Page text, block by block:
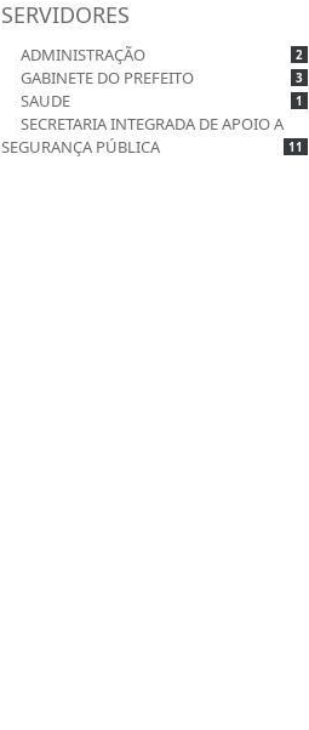
SERVIDORES
ADMINISTRAÇÃO 2
GABINETE DO PREFEITO 3
SAUDE 1
SECRETARIA INTEGRADA DE APOIO A
SEGURANÇA PÚBLICA
11